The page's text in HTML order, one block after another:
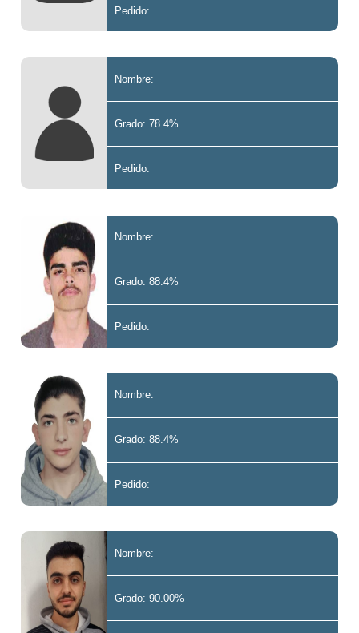
Pedido:
Nombre:
Grado: 78.4%
Pedido:
Nombre:
Grado: 88.4%
Pedido:
Nombre:
Grado: 88.4%
Pedido:
Nombre:
Grado: 90.00%